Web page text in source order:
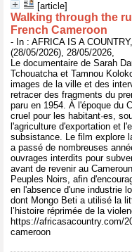
[article]
Walking through the
French Cameroon
- In : AFRICA IS A
(28/05/2026), 28/05/2026,
Le documentaire de Sarah
Tchouatcha et Tamnou
images de la ville et des
retracer des fragments du
paru en 1954. À l'époque du
cruel pour les habitant·es,
l'agriculture d'exportation et
subsistance. Le film explore
a passé de nombreuses
ouvrages interdits pour
avant de revenir au
Peuples Noirs, afin
en l'absence d'une industrie
dont Mongo Beti a utilisé la
l’histoire réprimée de la
https://africasacountry.com/
cameroon